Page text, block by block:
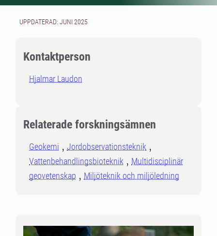
UPPDATERAD: JUNI 2025
Kontaktperson
Hjalmar Laudon
Relaterade forskningsämnen
Geokemi
Jordobservationsteknik
Vattenbehandlingsbioteknik
Multidisciplinär
geovetenskap
Miljöteknik och miljöledning